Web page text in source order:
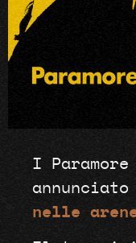
I Paramore
annunciato
nelle